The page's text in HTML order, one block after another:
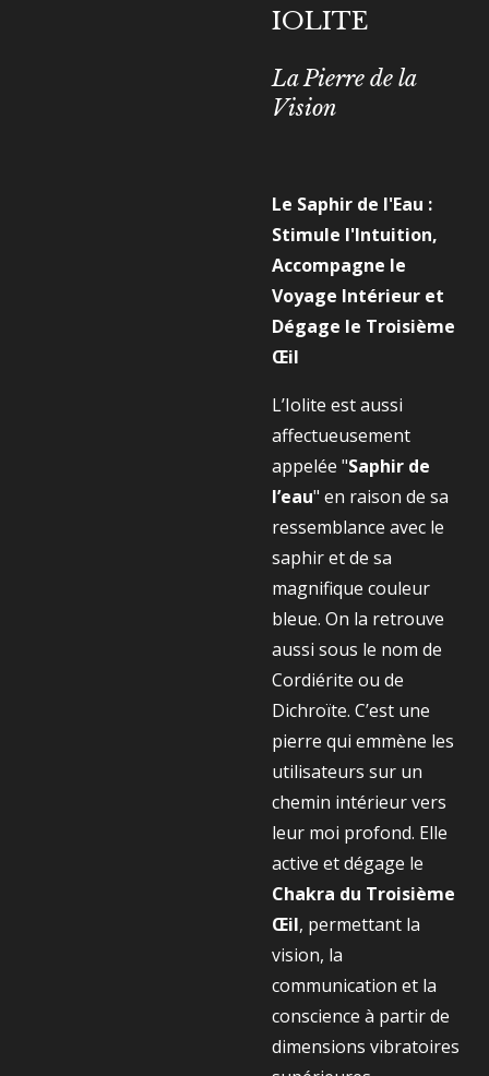
IOLITE
La Pierre de la
Vision
Le Saphir de l'Eau :
Stimule l'Intuition,
Accompagne le
Voyage Intérieur et
Dégage le Troisième
Œil
L’Iolite est aussi
affectueusement
appelée "Saphir de
l’eau" en raison de sa
ressemblance avec le
saphir et de sa
magnifique couleur
bleue. On la retrouve
aussi sous le nom de
Cordiérite ou de
Dichroïte. C’est une
pierre qui emmène les
utilisateurs sur un
chemin intérieur vers
leur moi profond. Elle
active et dégage le
Chakra du Troisième
Œil, permettant la
vision, la
communication et la
conscience à partir de
dimensions vibratoires